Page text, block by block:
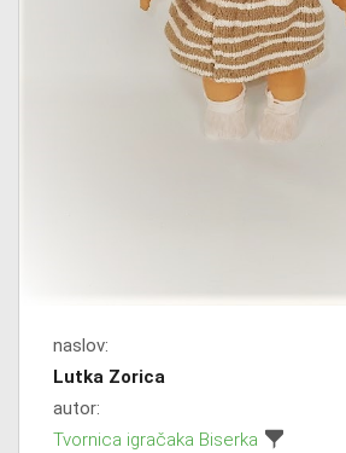
naslov:
Lutka Zorica
autor:
Tvornica igračaka Biserka